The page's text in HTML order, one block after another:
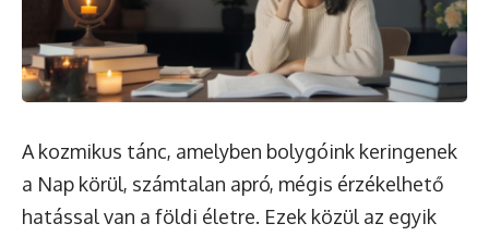
A kozmikus tánc, amelyben bolygóink keringenek
a Nap körül, számtalan apró, mégis érzékelhető
hatással van a földi életre. Ezek közül az egyik